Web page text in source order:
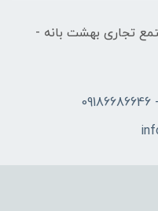
تجاری بهشت بانه -